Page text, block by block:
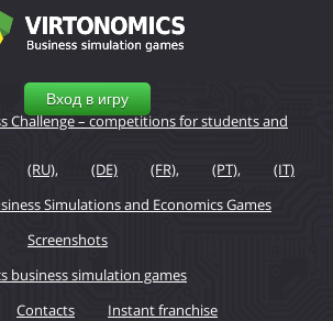
Вход в игру
Challenge – competitions for students and
(RU), (DE) (FR), (PT),
(IT)
Simulations and Economics Games
Screenshots
business simulation games
Contacts Instant franchise